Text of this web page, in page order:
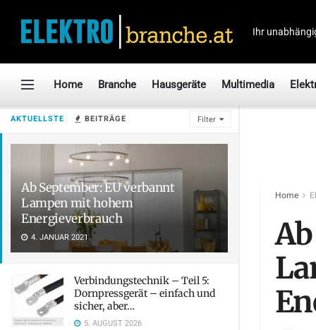
AKTUELLSTE BEITRÄGE Filter
Ab September: EU verbannt
Lampen mit hohem
Energieverbrauch
4. JANUAR 2021
Verbindungstechnik – Teil 5:
Dornpressgerät – einfach und
sicher, aber…
5. AUGUST 2026
Ihr
Home Branche Hausgeräte Multimedia
Home